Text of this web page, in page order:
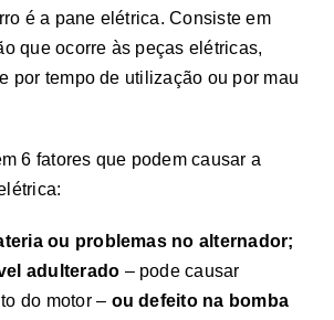
é a pane elétrica. Consiste em
que ocorre às peças elétricas,
por tempo de utilização ou por mau
6 fatores que podem causar a
ou problemas no alternador;
adulterado – pode causar
do motor – ou defeito na bomba